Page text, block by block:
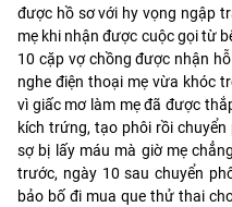
được hồ sơ với hy vọng ngập
mẹ khi nhận được cuộc gọi từ
10 cặp vợ chồng được nhận
nghe điện thoại mẹ vừa khóc
vì giấc mơ làm mẹ đã được
kích trứng, tạo phôi rồi
sợ bị lấy máu mà giờ mẹ
trước, ngày 10 sau chuyển
bảo bố đi mua que thử thai